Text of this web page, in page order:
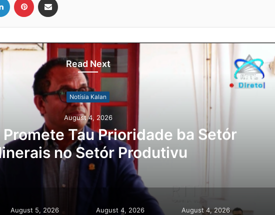
Read Next
Notísia Kalan
August 4, 2026
Tau Prioridade ba Setór
no Setór Produtivu
August 5, 2026 August 4, 2026 August 4, 2026